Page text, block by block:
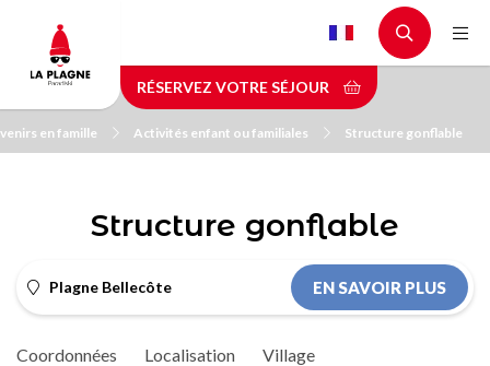
contenu
principal
RÉSERVEZ VOTRE SÉJOUR
en famille Activités enfant ou familiales Structure gonflable
Structure gonflable
Plagne Bellecôte EN SAVOIR PLUS
Coordonnées Localisation Village